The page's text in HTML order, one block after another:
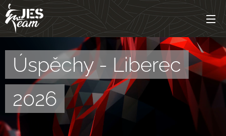
Úspěchy - Liberec
2026